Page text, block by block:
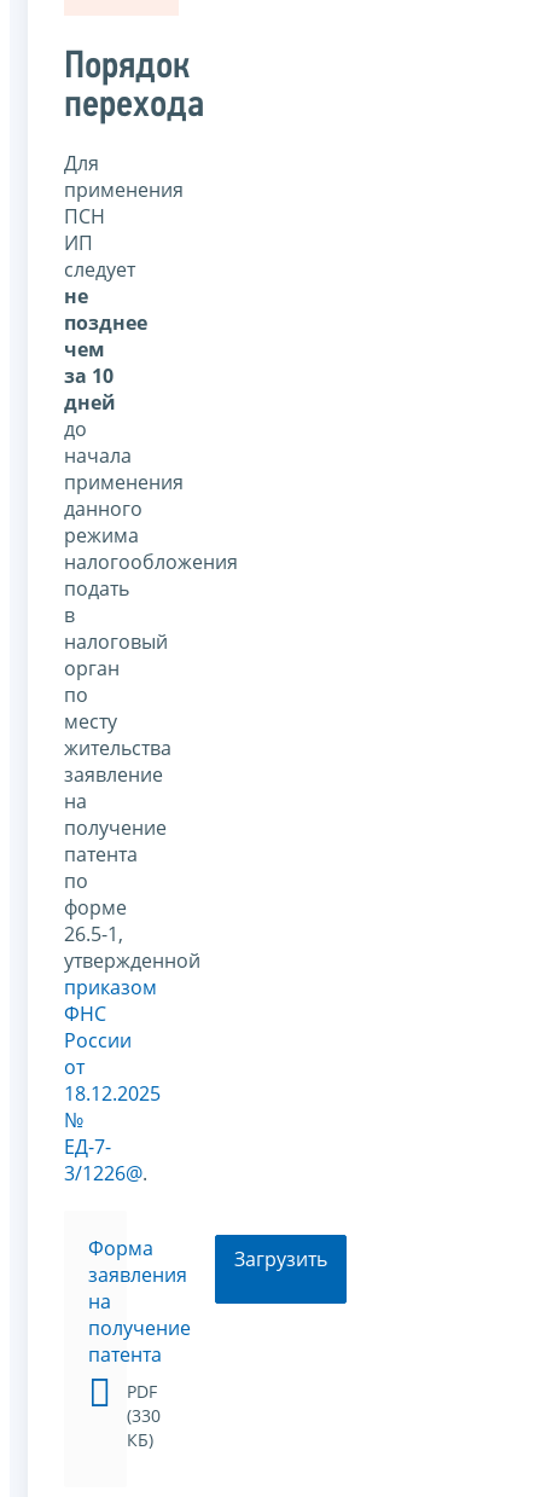
Порядок
перехода
Для
применения
ПСН
ИП
следует
не
позднее
чем
за 10
дней
до
начала
применения
данного
режима
налогообложения
подать
в
налоговый
орган
по
месту
жительства
заявление
на
получение
патента
по
форме
26.5-1,
утвержденной
приказом
ФНС
России
от
18.12.2025
№
ЕД-7-
3/1226@.
Форма
заявления
на
получение
патента
PDF
(330
КБ)
Загрузить